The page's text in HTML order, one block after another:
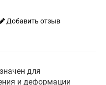
Добавить отзыв
для
и деформации